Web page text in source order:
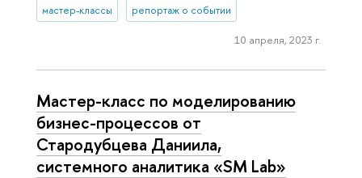
мастер-классы репортаж о событии
10 апреля, 2023 г.
Мастер-класс по моделированию
бизнес-процессов от
Стародубцева Даниила,
системного аналитика «SM Lab»